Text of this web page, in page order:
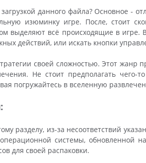
данного файла? Основное -
изюминку игре. После, стоит
выделяют всё происходящие в игре.
действий, или искать кнопки
своей сложностью. Этот жанр
Не стоит предполагать чего-
погружайтесь в вселенную
разделу, из-за несоответствий
системы, обновленной
для своей распаковки.